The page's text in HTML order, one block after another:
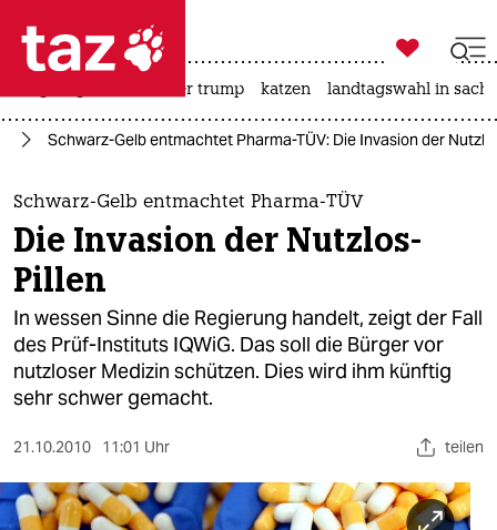
 taz zahl ich
taz zahl ich
themen
politik
öko
gesellschaft
kultur
sport
berlin

taz zahl ich
usa unter trump katzen landtagswahl in
Schwarz-Gelb entmachtet Pharma-TÜV: Die Invasion der
Schwarz-Gelb entmachtet Pharma-TÜV
Die Invasion der Nutzlos-
Pillen
In wessen Sinne die Regierung handelt, zeigt der Fall
des Prüf-Instituts IQWiG. Das soll die Bürger vor
nutzloser Medizin schützen. Dies wird ihm künftig
sehr schwer gemacht.
21.10.2010 11:01 Uhr teilen